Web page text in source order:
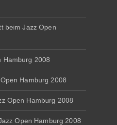
beim Jazz Open
Hamburg 2008
Hamburg 2008
Open Hamburg 2008
Open Hamburg 2008